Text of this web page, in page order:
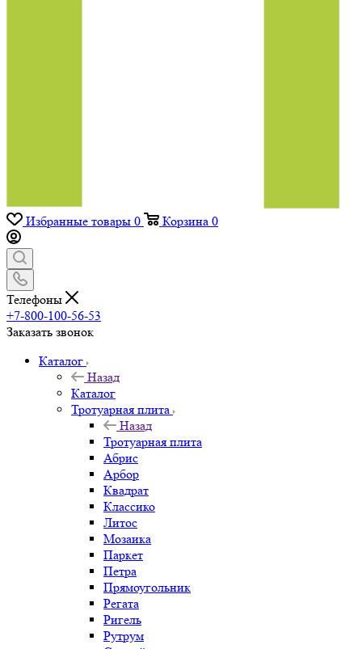
Избранные товары 0 Корзина 0
Телефоны
+7-800-100-56-53
Заказать звонок
Каталог
Назад
Каталог
Тротуарная плита
Назад
Тротуарная плита
Абрис
Арбор
Квадрат
Классико
Литос
Мозаика
Паркет
Петра
Прямоугольник
Регата
Ригель
Рутрум